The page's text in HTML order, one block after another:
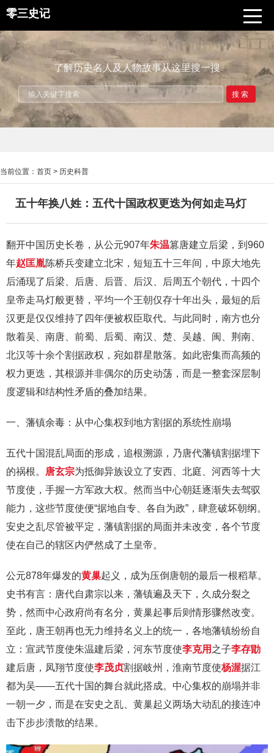
零三史记
了解历史名人及人物故事从这里搜一搜
搜索
当前位置： 首页 > 历史科普
五十年换八姓：五代十国政权更迭为何如走马灯
翻开中国历史长卷，从公元907年朱温篡唐建立后梁，到960
年赵匡胤陈桥兵变建立北宋，短短五十三年间，中原大地先
后涌现了后梁、后唐、后晋、后汉、后周五个朝代，十四个
皇帝走马灯般更替，平均一个王朝仅存十年出头，最短的后
汉更是仅仅维持了四年便被权臣取代。与此同时，南方也分
散着吴、南唐、前蜀、后蜀、南汉、楚、吴越、闽、荆南、
北汉等十余个割据政权，宛如群星散落。如此密集而高频的
权力更迭，其根源并非偶尔的历史动荡，而是一整套深层制
度逻辑和结构性矛盾的叠加结果。
一、藩镇余毒：从中心集权到地方割据的系统性崩塌
五代十国混乱局面的形成，追根溯源，乃唐代藩镇割据埋下
的祸根。
唐玄宗为抵御异族设立了安西、北庭、河西等十大
节度使，手握一方军政大权。然而当中心朝廷逐渐失去驾驭
能力，这些节度使便“据地自专、各自为政”，肆意破坏朝纲。
安史之乱尽管被平定，藩镇割据的局面并未改变，各个节度
使在自己的辖区内俨然成了土皇帝。
公元878年爆发的黄巢起义，成为压倒唐朝的最后一根稻草。
史书有言：唐代自肃宗以来，藩镇遍及天下，久成分裂之
势，然而中心政府尚有名分，黄巢起事后则情形骤然改变。
至此，唐王朝再也无力维持名义上的统一，各地藩镇纷纷自
立：宣武节度使朱温建后梁，河东节度使李克用 之子李存勖
建后唐，凤翔节度使李茂贞割据岐州，淮南节度使杨渥据江
都为吴——五代十国的舞台就此搭成。中心集权的崩塌并非
一朝一夕，而是在安史之乱、黄巢起义两场大动乱的接连冲
击下步步溃散的结果。